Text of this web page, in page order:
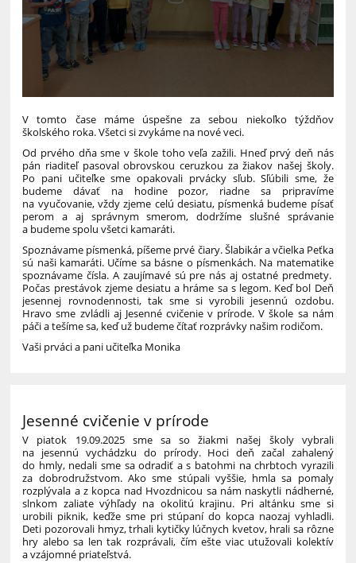
V tomto čase máme úspešne za sebou niekoľko týždňov
školského roka. Všetci si zvykáme na nové veci.
Od prvého dňa sme v škole toho veľa zažili. Hneď prvý deň nás
pán riaditeľ pasoval obrovskou ceruzkou za žiakov našej školy.
Po pani učiteľke sme opakovali prvácky sľub. Sľúbili sme, že
budeme dávať na hodine pozor, riadne sa pripravíme
na vyučovanie, vždy zjeme celú desiatu, písmenká budeme písať
perom a aj správnym smerom, dodržíme slušné správanie
a budeme spolu všetci kamaráti.
Spoznávame písmenká, píšeme prvé čiary. Šlabikár a včielka Peťka
sú naši kamaráti. Učíme sa básne o písmenkách. Na matematike
spoznávame čísla. A zaujímavé sú pre nás aj ostatné predmety.
Počas prestávok zjeme desiatu a hráme sa s legom. Keď bol Deň
jesennej rovnodennosti, tak sme si vyrobili jesennú ozdobu.
Hravo sme zvládli aj Jesenné cvičenie v prírode. V škole sa nám
páči a tešíme sa, keď už budeme čítať rozprávky našim rodičom.
Vaši prváci a pani učiteľka Monika
Jesenné cvičenie v prírode
V piatok 19.09.2025 sme sa so žiakmi našej školy vybrali
na jesennú vychádzku do prírody. Hoci deň začal zahalený
do hmly, nedali sme sa odradiť a s batohmi na chrbtoch vyrazili
za dobrodružstvom. Ako sme stúpali vyššie, hmla sa pomaly
rozplývala a z kopca nad Hvozdnicou sa nám naskytli nádherné,
slnkom zaliate výhľady na okolitú krajinu. Pri altánku sme si
urobili piknik, keďže sme pri stúpaní do kopca naozaj vyhladli.
Deti pozorovali hmyz, trhali kytičky lúčnych kvetov, hrali sa rôzne
hry alebo sa len tak rozprávali, čím ešte viac utužovali kolektív
a vzájomné priateľstvá.